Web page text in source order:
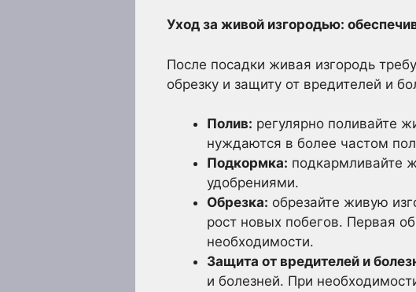
Уход за живой изгородью:
После посадки живая изгородь
обрезку и защиту от вредителей и
Полив: регулярно поливайте
нуждаются в более частом
Подкормка: подкармливайте
удобрениями.
Обрезка: обрезайте живую
рост новых побегов. Первая
необходимости.
Защита от вредителей и
и болезней. При